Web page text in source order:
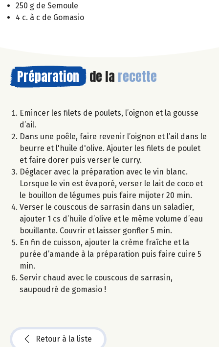
250 g de Semoule
4 c. à c de Gomasio
Préparation de la recette
Emincer les filets de poulets, l’oignon et la gousse
d’ail.
Dans une poêle, faire revenir l’oignon et l’ail dans le
beurre et l'huile d'olive. Ajouter les filets de poulet
et faire dorer puis verser le curry.
Déglacer avec la préparation avec le vin blanc.
Lorsque le vin est évaporé, verser le lait de coco et
le bouillon de légumes puis faire mijoter 20 min.
Verser le couscous de sarrasin dans un saladier,
ajouter 1 cs d’huile d’olive et le même volume d’eau
bouillante. Couvrir et laisser gonfler 5 min.
En fin de cuisson, ajouter la crème fraîche et la
purée d’amande à la préparation puis faire cuire 5
min.
Servir chaud avec le couscous de sarrasin,
saupoudré de gomasio !
Retour à la liste